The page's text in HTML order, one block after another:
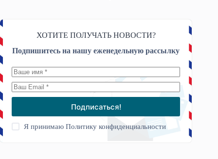
ХОТИТЕ ПОЛУЧАТЬ НОВОСТИ?
Подпишитесь на нашу еженедельную рассылку
Подписаться!
Я принимаюПолитику конфиденциальности